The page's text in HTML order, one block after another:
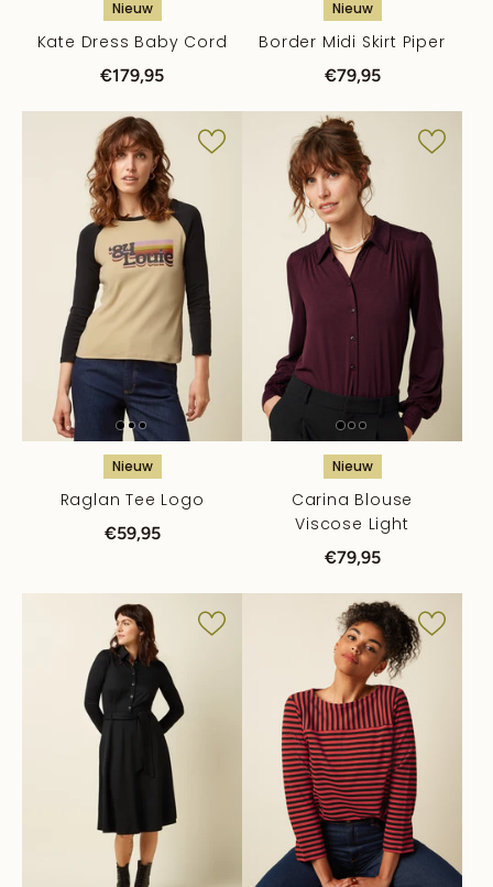
Nieuw
Kate Dress Baby Cord
€179,95
Nieuw
Border Midi Skirt Piper
€79,95
Nieuw
Raglan Tee Logo
€59,95
Nieuw
Carina Blouse
Viscose Light
€79,95